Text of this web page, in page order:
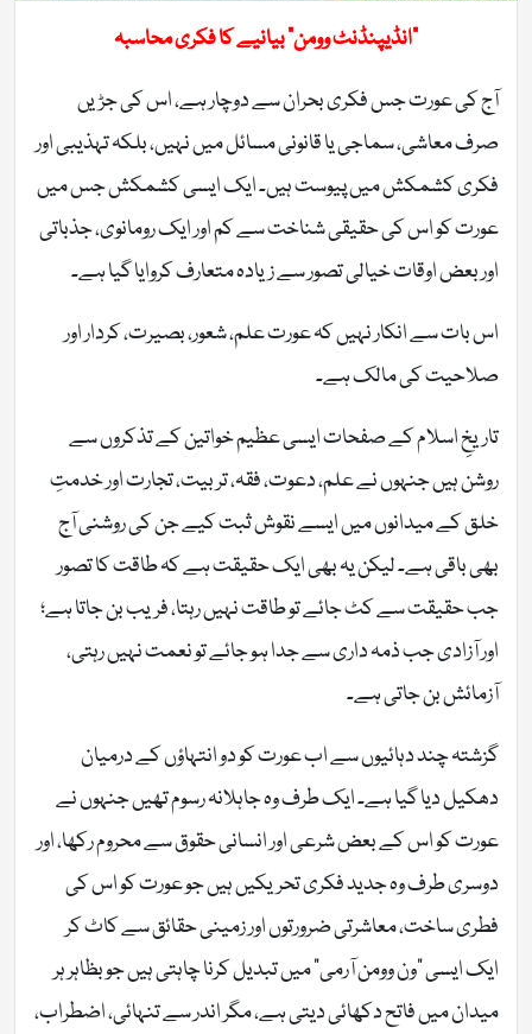
“انڈیپنڈنٹ وومن” بیانیے کا فکری محاسبہ
آج کی عورت جس فکری بحران سے دوچار ہے، اس کی جڑیں
صرف معاشی، سماجی یا قانونی مسائل میں نہیں، بلکہ تہذیبی اور
فکری کشمکش میں پیوست ہیں۔ ایک ایسی کشمکش جس میں
عورت کو اس کی حقیقی شناخت سے کم اور ایک رومانوی، جذباتی
اور بعض اوقات خیالی تصور سے زیادہ متعارف کروایا گیا ہے۔
اس بات سے انکار نہیں کہ عورت علم، شعور، بصیرت، کردار اور
صلاحیت کی مالک ہے۔
تاریخِ اسلام کے صفحات ایسی عظیم خواتین کے تذکروں سے
روشن ہیں جنہوں نے علم، دعوت، فقہ، تربیت، تجارت اور خدمتِ
خلق کے میدانوں میں ایسے نقوش ثبت کیے جن کی روشنی آج
بھی باقی ہے۔ لیکن یہ بھی ایک حقیقت ہے کہ طاقت کا تصور
جب حقیقت سے کٹ جائے تو طاقت نہیں رہتا، فریب بن جاتا ہے؛
اور آزادی جب ذمہ داری سے جدا ہو جائے تو نعمت نہیں رہتی،
آزمائش بن جاتی ہے۔
گزشتہ چند دہائیوں سے اب عورت کو دو انتہاؤں کے درمیان
دھکیل دیا گیا ہے۔ ایک طرف وہ جاہلانہ رسوم تھیں جنہوں نے
عورت کو اس کے بعض شرعی اور انسانی حقوق سے محروم رکھا، اور
دوسری طرف وہ جدید فکری تحریکیں ہیں جو عورت کو اس کی
فطری ساخت، معاشرتی ضرورتوں اور زمینی حقائق سے کاٹ کر
ایک ایسی “ون وومن آرمی” میں تبدیل کرنا چاہتی ہیں جو بظاہر ہر
میدان میں فاتح دکھائی دیتی ہے، مگر اندر سے تنہائی، اضطراب،